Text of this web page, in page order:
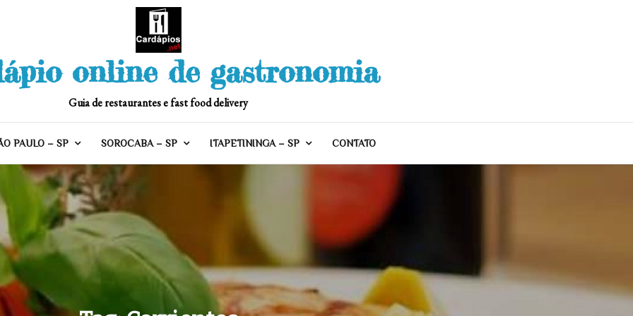
online de gastronomia
Guia de restaurantes e fast food delivery
PAULO – SP SOROCABA – SP ITAPETININGA – SP CONTATO